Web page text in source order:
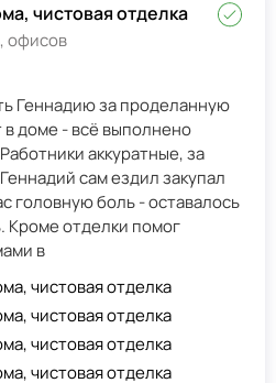
чистовая отделка
офисов
Геннадию за проделанную
доме - всё выполнено
аккуратные, за
сам ездил закупал
головную боль - оставалось
Кроме отделки помог
в